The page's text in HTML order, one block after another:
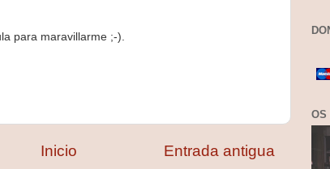
para maravillarme ;-).
Entrada antigua
Inicio
OS